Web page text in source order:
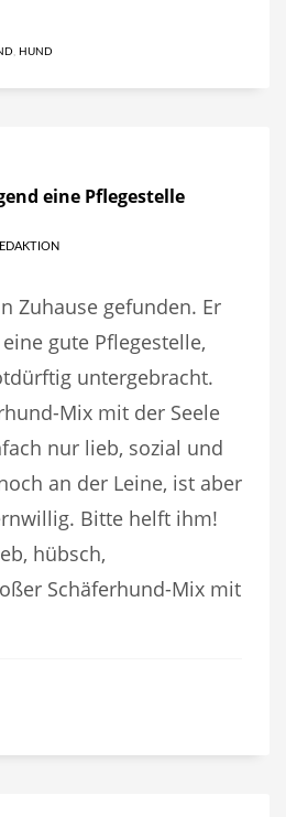
, HUND
eine Pflegestelle
Zuhause gefunden. Er
gute Pflegestelle,
untergebracht.
Mix mit der Seele
nur lieb, sozial und
an der Leine, ist aber
Bitte helft ihm!
hübsch,
Schäferhund-Mix mit